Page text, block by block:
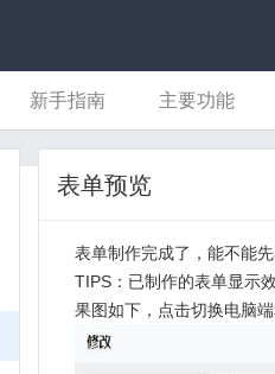
新手指南 主要功能
表单预览
表单制作完成了，能不能
TIPS：已制作的表单显示
果图如下，点击切换电脑